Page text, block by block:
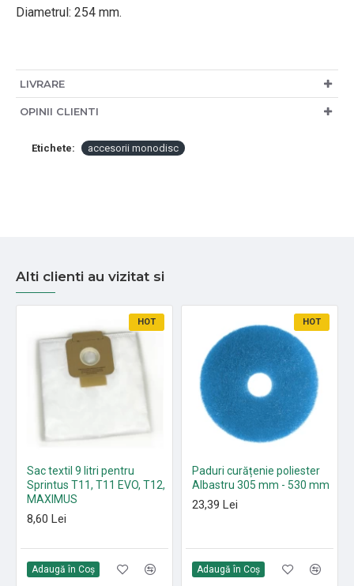
Diametrul: 254 mm.
LIVRARE
OPINII CLIENTI
Etichete: accesorii monodisc
Alti clienti au vizitat si
HOT
Sac textil 9 litri pentru
Sprintus T11, T11 EVO, T12,
MAXIMUS
8,60 Lei
Adaugă în Coş
HOT
Paduri curățenie poliester
Albastru 305 mm - 530 mm
23,39 Lei
Adaugă în Coş